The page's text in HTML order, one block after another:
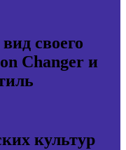
своего
Changer и
культур